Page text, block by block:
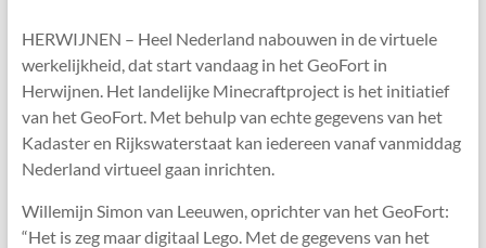
HERWIJNEN – Heel Nederland nabouwen in de virtuele
werkelijkheid, dat start vandaag in het GeoFort in
Herwijnen. Het landelijke Minecraftproject is het initiatief
van het GeoFort. Met behulp van echte gegevens van het
Kadaster en Rijkswaterstaat kan iedereen vanaf vanmiddag
Nederland virtueel gaan inrichten.
Willemijn Simon van Leeuwen, oprichter van het GeoFort:
“Het is zeg maar digitaal Lego. Met de gegevens van het